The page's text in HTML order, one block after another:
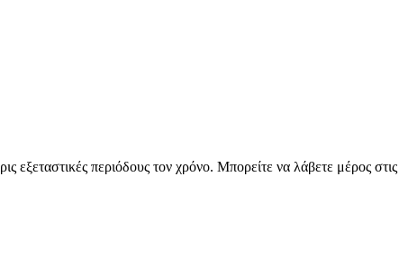
εξεταστικές περιόδους τον χρόνο. Μπορείτε να λάβετε μέρος στις